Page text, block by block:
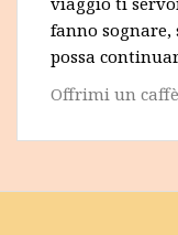
fanno
possa
Offrimi un